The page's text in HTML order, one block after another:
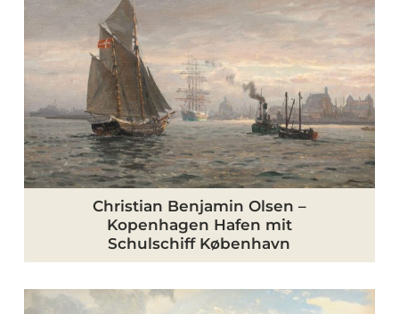
–
Kopenhagen
Hafen
mit
Schulschiff
København
Christian Benjamin Olsen –
Kopenhagen Hafen mit
Schulschiff København
Vilhelm